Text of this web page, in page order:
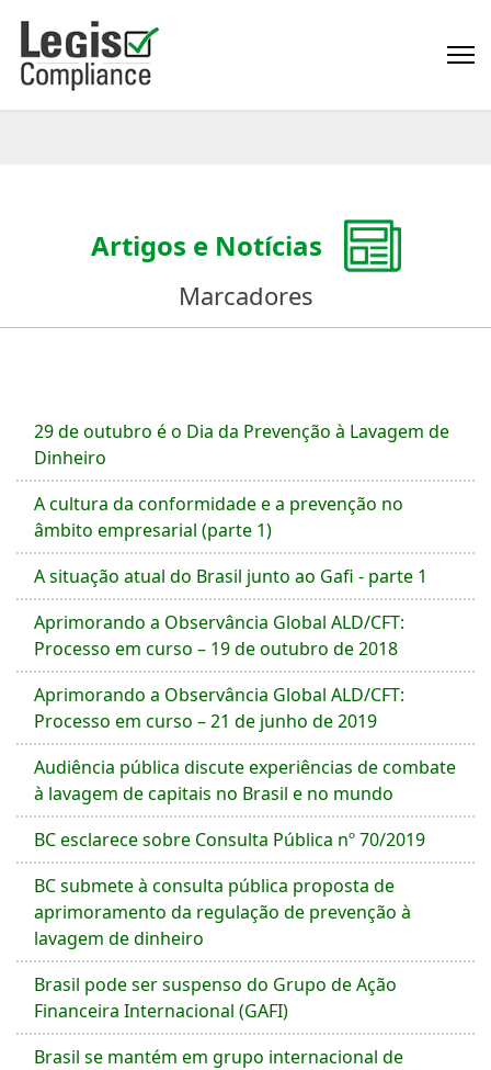
Artigos e Notícias
Marcadores
29 de outubro é o Dia da Prevenção à Lavagem de
Dinheiro
A cultura da conformidade e a prevenção no
âmbito empresarial (parte 1)
A situação atual do Brasil junto ao Gafi - parte 1
Aprimorando a Observância Global ALD/CFT:
Processo em curso – 19 de outubro de 2018
Aprimorando a Observância Global ALD/CFT:
Processo em curso – 21 de junho de 2019
Audiência pública discute experiências de combate
à lavagem de capitais no Brasil e no mundo
BC esclarece sobre Consulta Pública nº 70/2019
BC submete à consulta pública proposta de
aprimoramento da regulação de prevenção à
lavagem de dinheiro
Brasil pode ser suspenso do Grupo de Ação
Financeira Internacional (GAFI)
Brasil se mantém em grupo internacional de